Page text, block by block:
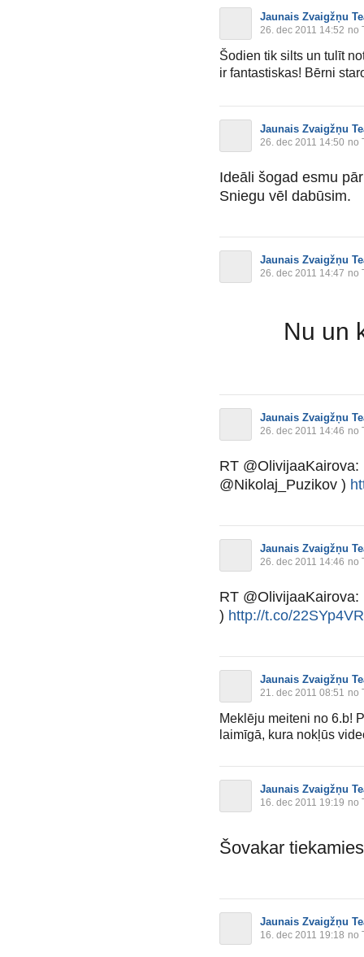
Jaunais Zvaigžņu
26. dec 2011 14:52 no
Šodien tik silts un tulīt
ir fantastiskas! Bērni
Jaunais Zvaigžņu
26. dec 2011 14:50 no
Ideāli šogad esmu
Sniegu vēl dabūsim.
Jaunais Zvaigžņu
26. dec 2011 14:47 no
Nu un
Jaunais Zvaigžņu
26. dec 2011 14:46 no
RT
@Nikolaj_Puzikov )
Jaunais Zvaigžņu
26. dec 2011 14:46 no
RT
) http://t.co/22SYp4VR
Jaunais Zvaigžņu
21. dec 2011 08:51 no
Meklēju meiteni no 6.b!
laimīgā, kura nokļūs
Jaunais Zvaigžņu
16. dec 2011 19:19 no
Šovakar
Jaunais Zvaigžņu
16. dec 2011 19:18 no